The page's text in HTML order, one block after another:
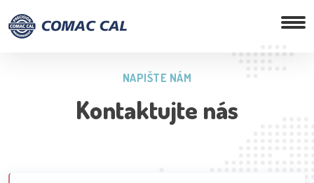
NAPIŠTE NÁM
Kontaktujte nás